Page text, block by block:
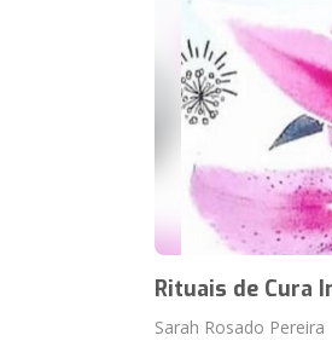
Rituais de Cura
Sarah Rosado Pereira